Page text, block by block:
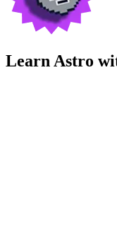
Learn Astro